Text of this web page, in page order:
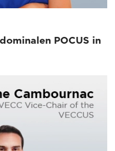
POCUS in